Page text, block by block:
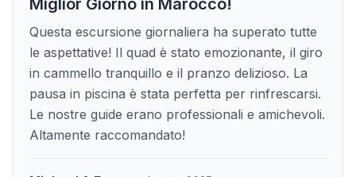
Miglior Giorno in Marocco!
Questa escursione giornaliera ha superato tutte
le aspettative! Il quad è stato emozionante, il giro
in cammello tranquillo e il pranzo delizioso. La
pausa in piscina è stata perfetta per rinfrescarsi.
Le nostre guide erano professionali e amichevoli.
Altamente raccomandato!